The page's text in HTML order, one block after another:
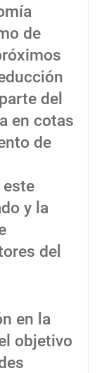
de
del
en cotas
de
este
y la
del
en la
objetivo